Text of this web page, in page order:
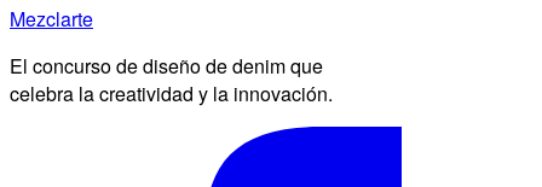
Mezclarte
El concurso de diseño de denim que
celebra la creatividad y la innovación.